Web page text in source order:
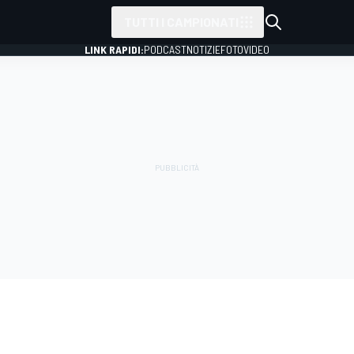
LINK RAPIDI:PODCASTNOTIZIEFOTOVIDEO